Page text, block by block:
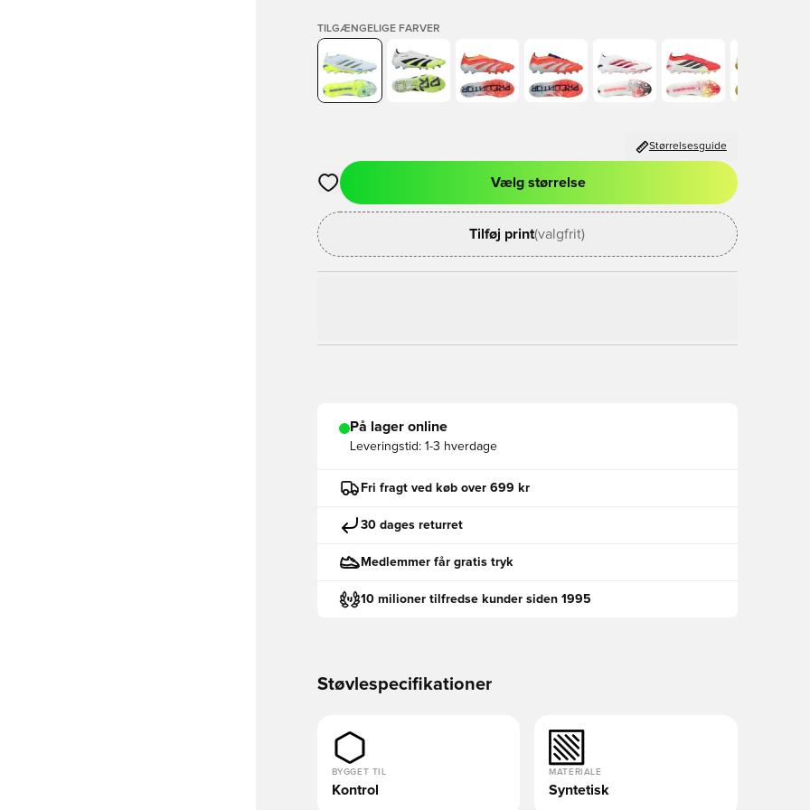
TILGÆNGELIGE FARVER
Størrelsesguide
Åbner en Modal til at logge ind eller tilmelde dig som medlem
Vælg størrelse
Tilføj print(valgfrit)
På lager online
Leveringstid: 1-3 hverdage
Fri fragt ved køb over 699 kr
30 dages returret
Medlemmer får gratis tryk
10 milioner tilfredse kunder siden 1995
Støvlespecifikationer
BYGGET TIL
Kontrol
MATERIALE
Syntetisk